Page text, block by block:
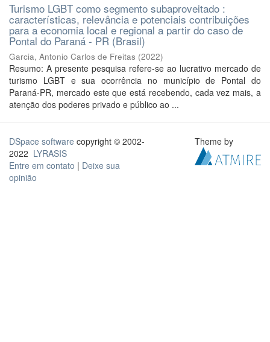
Turismo LGBT como segmento subaproveitado :
características, relevância e potenciais contribuições
para a economia local e regional a partir do caso de
Pontal do Paraná - PR (Brasil)
Garcia, Antonio Carlos de Freitas (2022)
Resumo: A presente pesquisa refere-se ao lucrativo mercado de
turismo LGBT e sua ocorrência no município de Pontal do
Paraná-PR, mercado este que está recebendo, cada vez mais, a
atenção dos poderes privado e público ao ...
DSpace software copyright © 2002-
2022 LYRASIS
Entre em contato | Deixe sua
opinião
Theme by